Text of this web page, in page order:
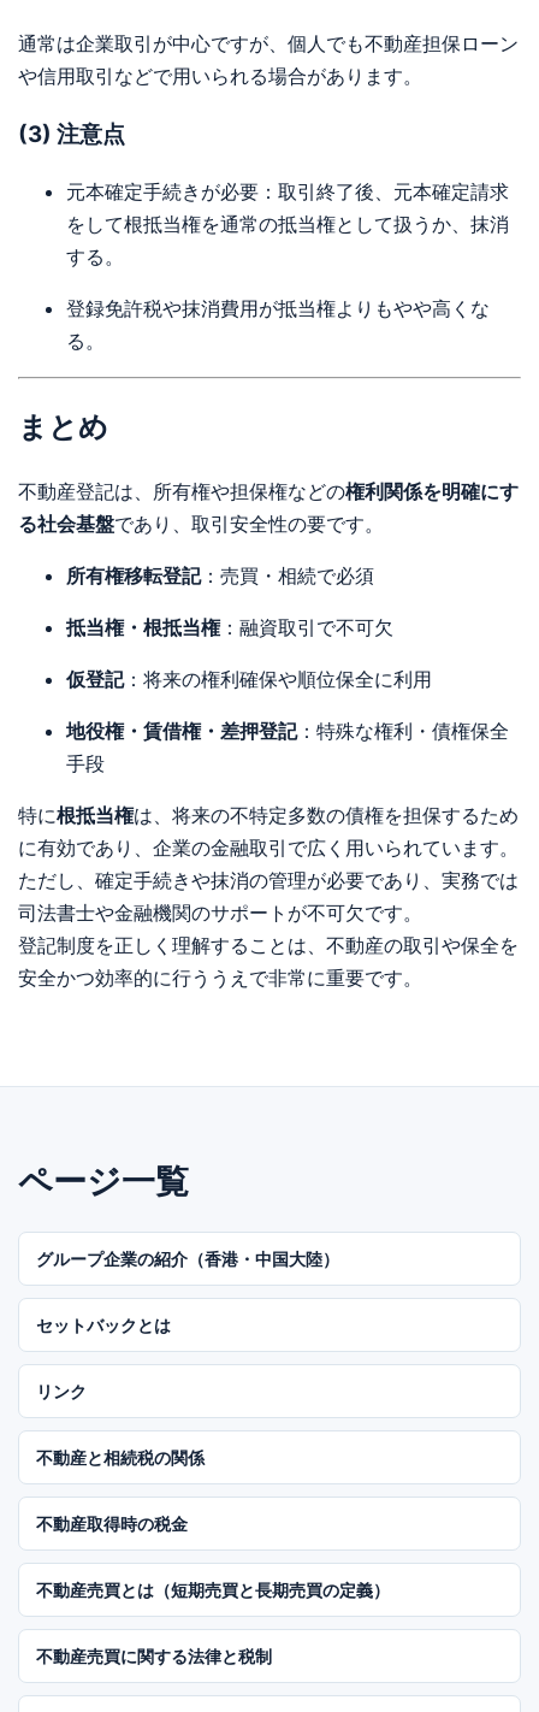
通常は企業取引が中心ですが、個人でも不動産担保ローン
や信用取引などで用いられる場合があります。
(3) 注意点
元本確定手続きが必要：取引終了後、元本確定請求
をして根抵当権を通常の抵当権として扱うか、抹消
する。
登録免許税や抹消費用が抵当権よりもやや高くな
る。
まとめ
不動産登記は、所有権や担保権などの権利関係を明確にす
る社会基盤であり、取引安全性の要です。
所有権移転登記：売買・相続で必須
抵当権・根抵当権：融資取引で不可欠
仮登記：将来の権利確保や順位保全に利用
地役権・賃借権・差押登記：特殊な権利・債権保全
手段
特に根抵当権は、将来の不特定多数の債権を担保するため
に有効であり、企業の金融取引で広く用いられています。
ただし、確定手続きや抹消の管理が必要であり、実務では
司法書士や金融機関のサポートが不可欠です。
登記制度を正しく理解することは、不動産の取引や保全を
安全かつ効率的に行ううえで非常に重要です。
ページ一覧
グループ企業の紹介（香港・中国大陸）
セットバックとは
リンク
不動産と相続税の関係
不動産取得時の税金
不動産売買とは（短期売買と長期売買の定義）
不動産売買に関する法律と税制